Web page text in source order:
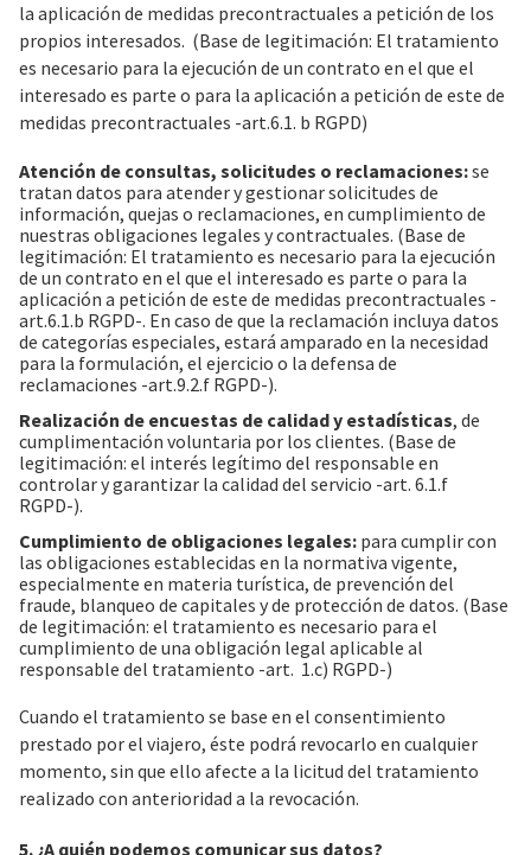
la aplicación de medidas precontractuales a petición de los
propios interesados. (Base de legitimación: El tratamiento
es necesario para la ejecución de un contrato en el que el
interesado es parte o para la aplicación a petición de este de
medidas precontractuales -art.6.1. b RGPD)
Atención de consultas, solicitudes o reclamaciones:se
tratan datos para atender y gestionar solicitudes de
información, quejas o reclamaciones, en cumplimiento de
nuestras obligaciones legales y contractuales. (Base de
legitimación: El tratamiento es necesario para la ejecución
de un contrato en el que el interesado es parte o para la
aplicación a petición de este de medidas precontractuales -
art.6.1.b RGPD-. En caso de que la reclamación incluya datos
de categorías especiales, estará amparado en la necesidad
para la formulación, el ejercicio o la defensa de
reclamaciones -art.9.2.f RGPD-).
Realización de encuestas de calidad y estadísticas, de
cumplimentación voluntaria por los clientes. (Base de
legitimación: el interés legítimo del responsable en
controlar y garantizar la calidad del servicio -art. 6.1.f
RGPD-).
Cumplimiento de obligaciones legales: para cumplir con
las obligaciones establecidas en la normativa vigente,
especialmente en materia turística, de prevención del
fraude, blanqueo de capitales y de protección de datos. (Base
de legitimación: el tratamiento es necesario para el
cumplimiento de una obligación legal aplicable al
responsable del tratamiento -art. 1.c) RGPD-)
Cuando el tratamiento se base en el consentimiento
prestado por el viajero, éste podrá revocarlo en cualquier
momento, sin que ello afecte a la licitud del tratamiento
realizado con anterioridad a la revocación.
5. ¿A quién podemos comunicar sus datos?